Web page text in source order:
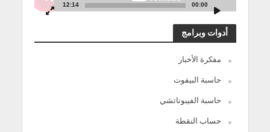
00:00
12:14
أدوات وبرامج
مفكرة الأخبار
حاسبة البيفوت
حاسبة الفيبوناتشي
حساب النقطة